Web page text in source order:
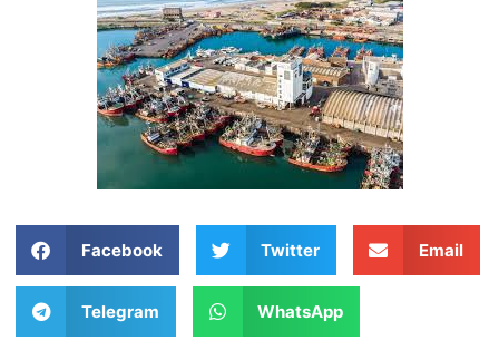
Facebook Twitter Email
Telegram WhatsApp